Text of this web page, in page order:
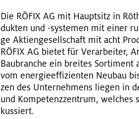
Die RÖFIX AG mit Haupt­sitz in
duk­ten und -sys­te­men mit einer
ge Ak­ti­en­ge­sell­schaft mit acht
RÖFIX AG bie­tet für Ver­ar­bei­ter,
Bau­bran­che ein brei­tes Sor­ti­ment
vom en­er­gie­ef­fi­zi­en­ten Neu­bau
zen des Un­ter­neh­mens lie­gen in
und Kom­pe­tenz­zen­trum,
kus­siert.